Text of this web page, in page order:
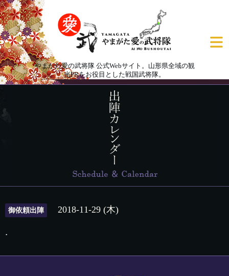
やまがた愛の武将隊 公式Webサイト。山形県全域の観
光PRをお役目とした戦国武将隊。
御依頼出陣 2018-11-29 (木)
.